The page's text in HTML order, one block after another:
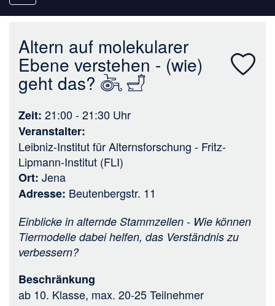
navigation
Altern auf molekularer
Ebene verstehen - (wie)
geht das?
Zeit 21:00 - 21:30 Uhr
Veranstalter
Leibniz-Institut für Alternsforschung - Fritz-
Lipmann-Institut (FLI)
Ort Jena
Adresse Beutenbergstr. 11
Einblicke in alternde Stammzellen - Wie können
Tiermodelle dabei helfen, das Verständnis zu
verbessern?
Beschränkung
ab 10. Klasse, max. 20-25 Teilnehmer